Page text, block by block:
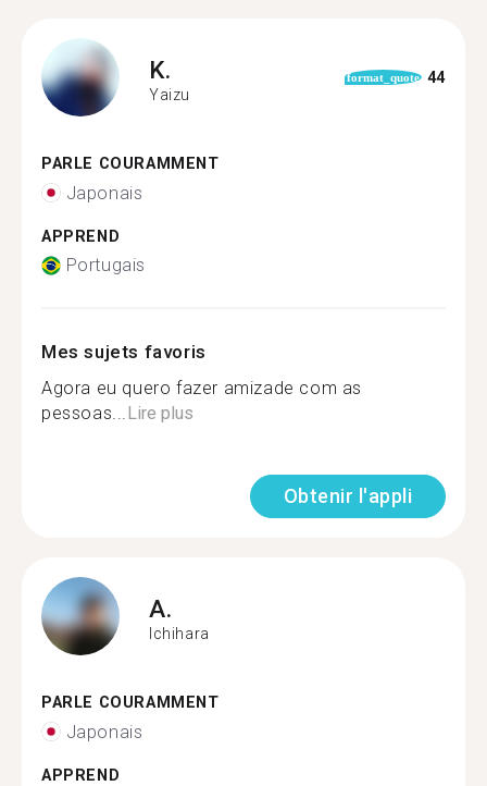
K.
Yaizu
format_quote 44
PARLE COURAMMENT
Japonais
APPREND
Portugais
Mes sujets favoris
Agora eu quero fazer amizade com as
pessoas...Lire plus
Obtenir l'appli
A.
Ichihara
PARLE COURAMMENT
Japonais
APPREND